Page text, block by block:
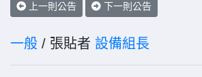
上一則公告 下一則公告
一般 / 張貼者 設備組長